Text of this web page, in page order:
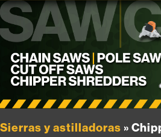
Sierras y astilladoras »